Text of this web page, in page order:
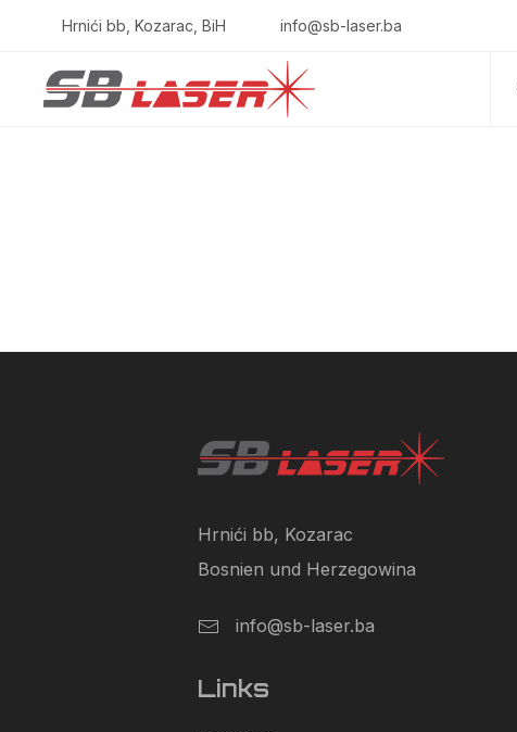
Hrnići bb, Kozarac, BiH info@sb-laser.ba
Hrnići bb, Kozarac
Bosnien und Herzegowina
info@sb-laser.ba
Links